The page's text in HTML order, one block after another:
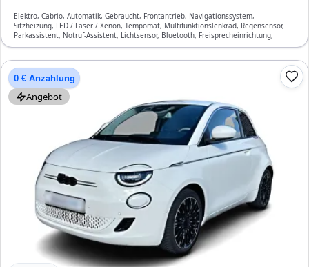
Elektro, Cabrio, Automatik, Gebraucht, Frontantrieb, Navigationssystem,
Sitzheizung, LED / Laser / Xenon, Tempomat, Multifunktionslenkrad, Regensensor,
Parkassistent, Notruf-Assistent, Lichtsensor, Bluetooth, Freisprecheinrichtung,
Verkehrszeichen-Erkennung, ESP, ABS, Klimaautomatik, Front-, Seiten- und weitere
0 € Anzahlung
Angebot